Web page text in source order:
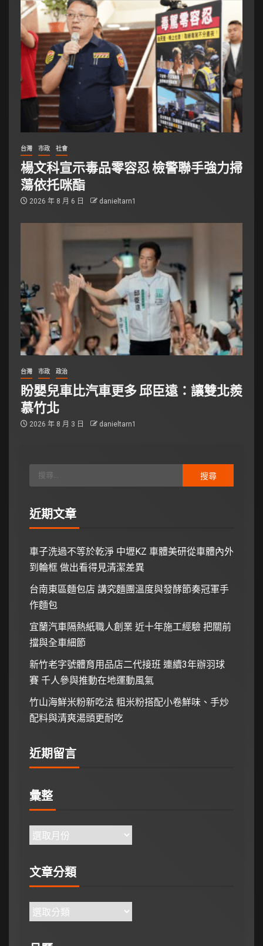
台灣 市政 社會
楊文科宣示毒品零容忍 檢警聯手強力掃
蕩依托咪酯
2026 年 8 月 6 日 danieltarn1
台灣 市政 政治
盼嬰兒車比汽車更多 邱臣遠：讓雙北羨
慕竹北
2026 年 8 月 3 日 danieltarn1
近期文章
車子洗過不等於乾淨 中壢KZ 車體美研從車體內外
到輪框 做出看得見清潔差異
台南東區麵包店 講究麵團溫度與發酵節奏冠軍手
作麵包
宜蘭汽車隔熱紙職人創業 近十年施工經驗 把關前
擋與全車細節
新竹老字號體育用品店二代接班 連續3年辦羽球
賽 千人參與推動在地運動風氣
竹山海鮮米粉新吃法 粗米粉搭配小卷鮮味、手炒
配料與清爽湯頭更耐吃
近期留言
彙整
文章分類